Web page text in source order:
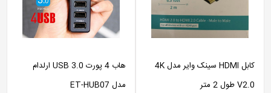
کابل HDMI سینک وایر مدل 4K
V2.0 طول 2 متر
هاب 4 پورت USB 3.0 ارلدام
مدل ET-HUB07